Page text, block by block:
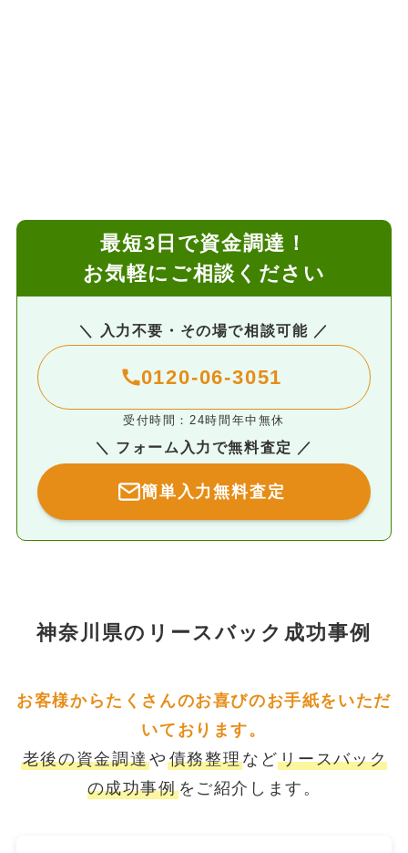
最短3日で資金調達！
お気軽にご相談ください
＼ 入力不要・その場で相談可能 ／
0120-06-3051
受付時間：24時間年中無休
＼ フォーム入力で無料査定 ／
簡単入力無料査定
神奈川県のリースバック成功事例
お客様からたくさんのお喜びのお手紙をいただ
いております。
老後の資金調達や 債務整理などリースバック
の成功事例をご紹介します。